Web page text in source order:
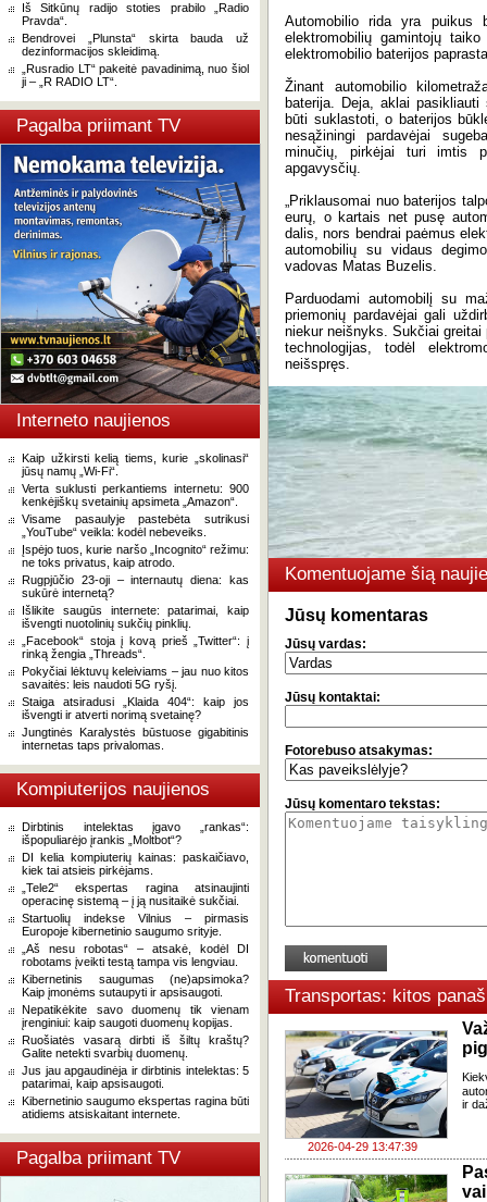
Iš Sitkūnų radijo stoties prabilo „Radio
Pravda“.
Bendrovei „Plunsta“ skirta bauda už
dezinformacijos skleidimą.
„Rusradio LT“ pakeitė pavadinimą, nuo šiol
ji – „R RADIO LT“.
Pagalba priimant TV
Interneto naujienos
Kaip užkirsti kelią tiems, kurie „skolinasi“
jūsų namų „Wi-Fi“.
Verta suklusti perkantiems internetu: 900
kenkėjiškų svetainių apsimeta „Amazon“.
Visame pasaulyje pastebėta sutrikusi
„YouTube“ veikla: kodėl nebeveiks.
Įspėjo tuos, kurie naršo „Incognito“ režimu:
ne toks privatus, kaip atrodo.
Rugpjūčio 23-oji – internautų diena: kas
sukūrė internetą?
Išlikite saugūs internete: patarimai, kaip
išvengti nuotolinių sukčių pinklių.
„Facebook“ stoja į kovą prieš „Twitter“: į
rinką žengia „Threads“.
Pokyčiai lėktuvų keleiviams – jau nuo kitos
savaitės: leis naudoti 5G ryšį.
Staiga atsiradusi „Klaida 404“: kaip jos
išvengti ir atverti norimą svetainę?
Jungtinės Karalystės būstuose gigabitinis
internetas taps privalomas.
Kompiuterijos naujienos
Dirbtinis intelektas įgavo „rankas“:
išpopuliarėjo įrankis „Moltbot“?
DI kelia kompiuterių kainas: paskaičiavo,
kiek tai atsieis pirkėjams.
„Tele2“ ekspertas ragina atsinaujinti
operacinę sistemą – į ją nusitaikė sukčiai.
Startuolių indekse Vilnius – pirmasis
Europoje kibernetinio saugumo srityje.
„Aš nesu robotas“ – atsakė, kodėl DI
robotams įveikti testą tampa vis lengviau.
Kibernetinis saugumas (ne)apsimoka?
Kaip įmonėms sutaupyti ir apsisaugoti.
Nepatikėkite savo duomenų tik vienam
įrenginiui: kaip saugoti duomenų kopijas.
Ruošiatės vasarą dirbti iš šiltų kraštų?
Galite netekti svarbių duomenų.
Jus jau apgaudinėja ir dirbtinis intelektas: 5
patarimai, kaip apsisaugoti.
Kibernetinio saugumo ekspertas ragina būti
atidiems atsiskaitant internete.
Pagalba priimant TV
Automobilio rida yra puikus
elektromobilių gamintojų
elektromobilio baterijos
Žinant automobilio
baterija. Deja, aklai
būti suklastoti, o baterijos
nesąžiningi pardavėjai
minučių, pirkėjai turi imtis
apgavysčių.
„Priklausomai nuo baterijos
eurų, o kartais net pusę
dalis, nors bendrai paėmus
automobilių su vidaus
vadovas Matas Buzelis.
Parduodami automobilį su
priemonių pardavėjai gali
niekur neišnyks. Sukčiai greitai
technologijas, todėl
neišspręs.
Komentuojame šią
Jūsų komentaras
Jūsų vardas:
Jūsų kontaktai:
Fotorebuso atsakymas:
Jūsų komentaro tekstas:
Transportas: kitos
2026-04-29 13:47:39
ir